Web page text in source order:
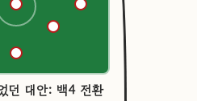
던 대안: 백4 전환